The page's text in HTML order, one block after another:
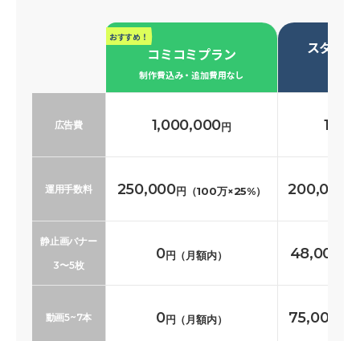
おすすめ！
コミコミプラン
制作費込み・追加費用なし
スタン
広告費 1,000,000円
運用手数料 250,000円（100万×25%） 200,000
静止画バナー
3〜5枚
0円（月額内） 48,000
動画5~7本 0円（月額内） 75,000〜